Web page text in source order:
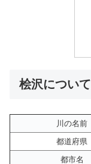
桧沢について
川の名前
都道府県
都市名